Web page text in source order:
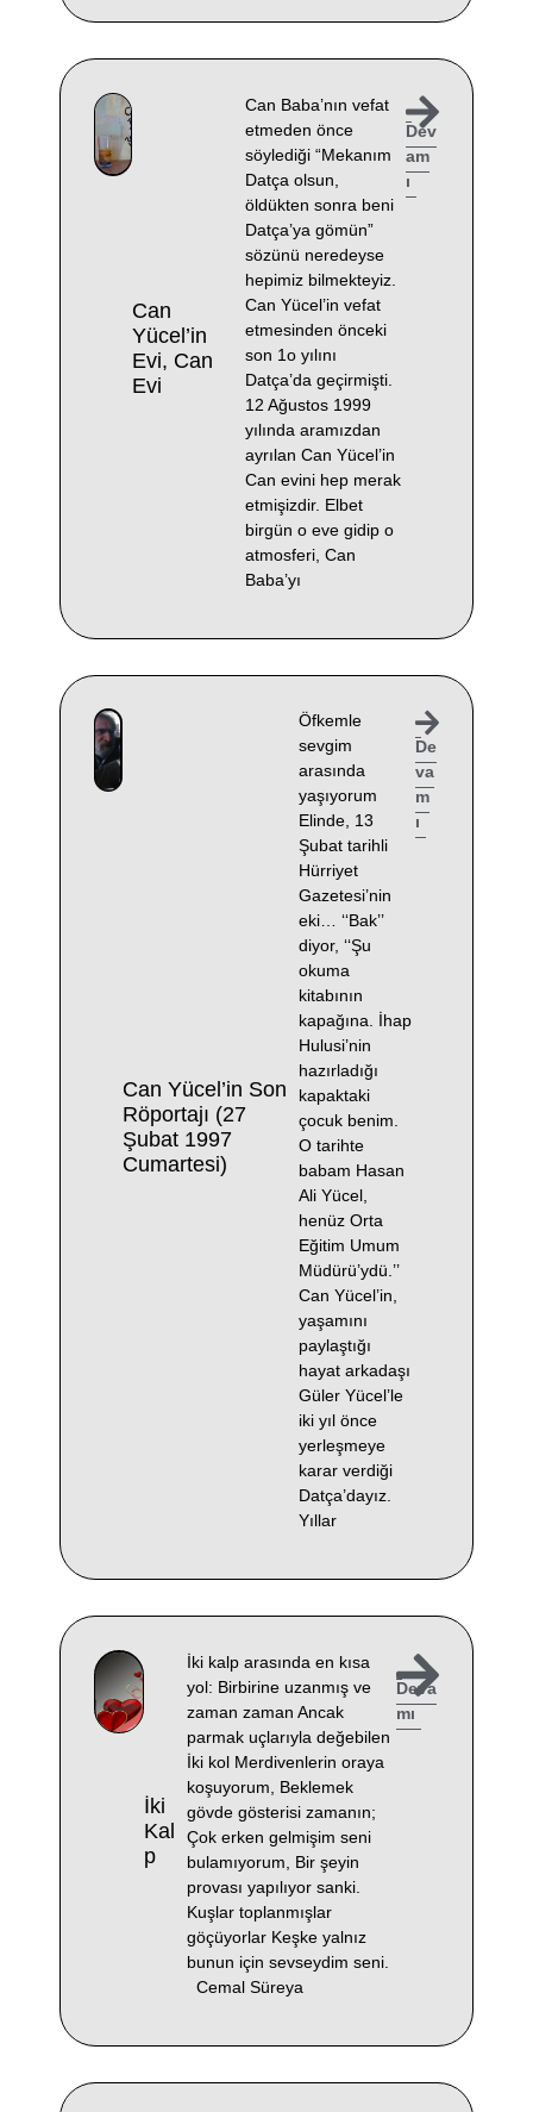
Can
Yücel’in
Evi, Can
Evi
Can Baba’nın vefat
etmeden önce
söylediği “Mekanım
Datça olsun,
öldükten sonra beni
Datça’ya gömün”
sözünü neredeyse
hepimiz bilmekteyiz.
Can Yücel’in vefat
etmesinden önceki
son 1o yılını
Datça’da geçirmişti.
12 Ağustos 1999
yılında aramızdan
ayrılan Can Yücel’in
Can evini hep merak
etmişizdir. Elbet
birgün o eve gidip o
atmosferi, Can
Baba’yı
Dev
am
ı
Can Yücel’in Son
Röportajı (27
Şubat 1997
Cumartesi)
Öfkemle
sevgim
arasında
yaşıyorum
Elinde, 13
Şubat tarihli
Hürriyet
Gazetesi’nin
eki… ‘‘Bak’’
diyor, ‘‘Şu
okuma
kitabının
kapağına. İhap
Hulusi’nin
hazırladığı
kapaktaki
çocuk benim.
O tarihte
babam Hasan
Ali Yücel,
henüz Orta
Eğitim Umum
Müdürü’ydü.’’
Can Yücel’in,
yaşamını
paylaştığı
hayat arkadaşı
Güler Yücel’le
iki yıl önce
yerleşmeye
karar verdiği
Datça’dayız.
Yıllar
De
va
m
ı
İki
Kal
P
İki kalp arasında en kısa
yol: Birbirine uzanmış ve
zaman zaman Ancak
parmak uçlarıyla değebilen
İki kol Merdivenlerin oraya
koşuyorum, Beklemek
gövde gösterisi zamanın;
Çok erken gelmişim seni
bulamıyorum, Bir şeyin
provası yapılıyor sanki.
Kuşlar toplanmışlar
göçüyorlar Keşke yalnız
bunun için sevseydim seni.
Cemal Süreya
Deva
mı